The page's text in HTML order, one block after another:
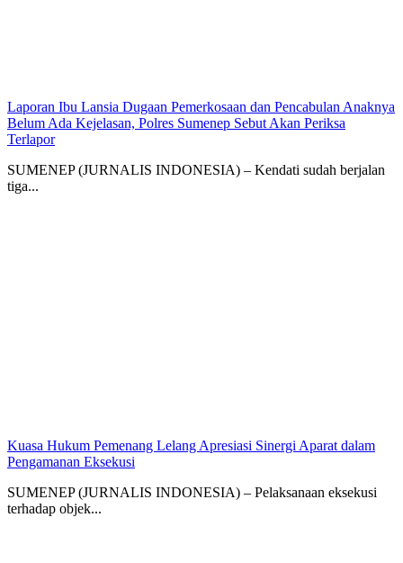
Laporan Ibu Lansia Dugaan Pemerkosaan dan Pencabulan Anaknya
Belum Ada Kejelasan, Polres Sumenep Sebut Akan Periksa
Terlapor
SUMENEP (JURNALIS INDONESIA) – Kendati sudah berjalan
tiga...
Kuasa Hukum Pemenang Lelang Apresiasi Sinergi Aparat dalam
Pengamanan Eksekusi
SUMENEP (JURNALIS INDONESIA) – Pelaksanaan eksekusi
terhadap objek...